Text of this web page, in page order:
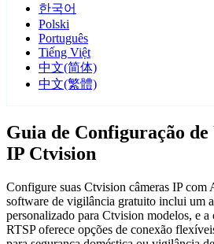
한국어
Polski
Português
Tiếng Việt
中文(简体)
中文(繁體)
Guia de Configuração
IP Ctvision
Configure suas Ctvision câmeras IP
software de vigilância gratuito inclui um
personalizado para Ctvision modelos, e
RTSP oferece opções de conexão